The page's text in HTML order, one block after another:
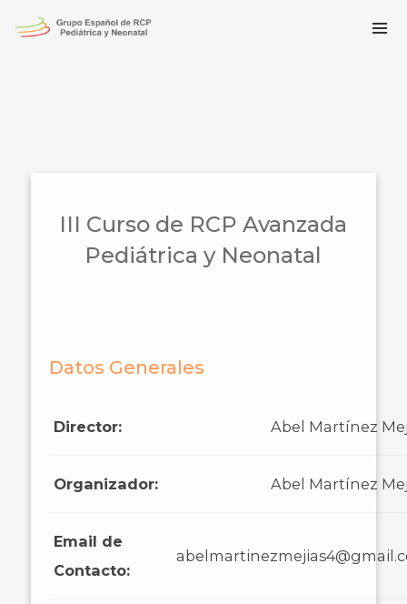
III Curso de RCP Avanzada
Pediátrica y Neonatal
Datos Generales
Director: Abel Martínez
Organizador: Abel Martínez
Email de
Contacto: